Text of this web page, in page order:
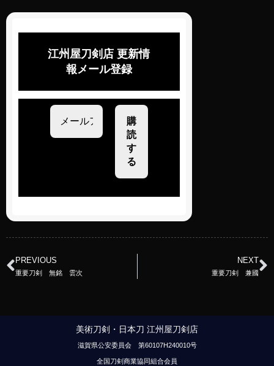
江州屋刀剣店 更新情
報メール登録
PREVIOUS
重要刀剣 無銘 雲次
NEXT
重要刀剣 兼國
美術刀剣・日本刀 江州屋刀剣店
滋賀県公安委員会 第60107H240010号
全国刀剣商業協同組合会員